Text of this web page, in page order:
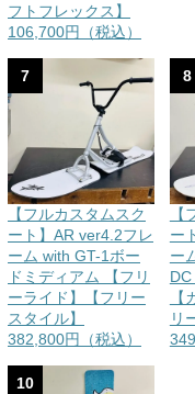
フトフレックス】
106,700円（税込）
7
【フルカスタムスク
ート】AR ver4.2フレ
ーム with GT-1ボー
ドミディアム 【フリ
ーライド】【フリー
スタイル】
382,800円（税込）
8
ー
ー
リ
10